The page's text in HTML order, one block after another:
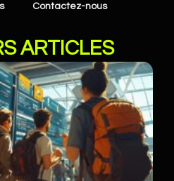
Contactez-nous
ARTICLES